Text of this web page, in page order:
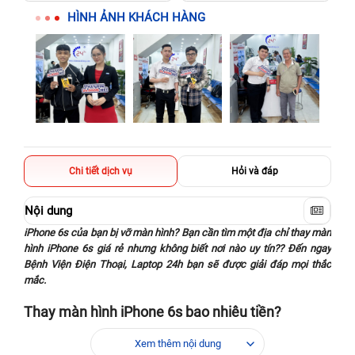
HÌNH ẢNH KHÁCH HÀNG
Chi tiết dịch vụ Hỏi và đáp
Nội dung
iPhone 6s của bạn bị vỡ màn hình? Bạn cần tìm một địa chỉ thay màn
hình iPhone 6s giá rẻ nhưng không biết nơi nào uy tín?? Đến ngay
Bệnh Viện Điện Thoại, Laptop 24h bạn sẽ được giải đáp mọi thắc
mắc.
Thay màn hình iPhone 6s bao nhiêu tiền?
Giá thay màn hình iPhone 6s có vô vàn mức giá khác nhau. Tuỳ
Xem thêm nội dung